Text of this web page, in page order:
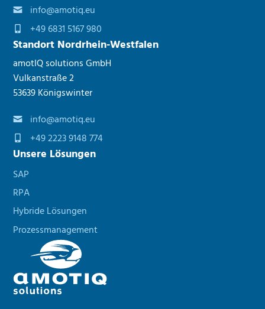
info@amotiq.eu
+49 6831 5167 980
Standort Nordrhein-Westfalen
amotIQ solutions GmbH
Vulkanstraße 2
53639 Königswinter
info@amotiq.eu
+49 2223 9148 774
Unsere Lösungen
SAP
RPA
Hybride Lösungen
Prozessmanagement